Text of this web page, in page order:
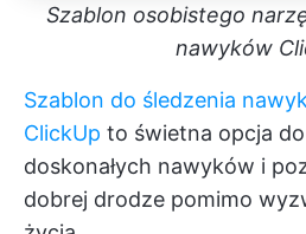
Szablon osobistego
nawyków
Szablon do śledzenia
ClickUp to świetna opcja
doskonałych nawyków i
dobrej drodze pomimo